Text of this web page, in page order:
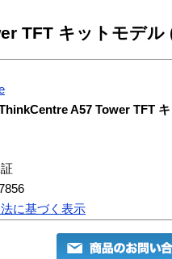
TFT キットモデル
A57 Tower TFT キ
に基づく表示